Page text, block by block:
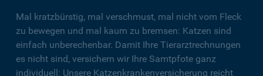
Mal kratzbürstig, mal verschmust, mal nicht vom Fleck
zu bewegen und mal kaum zu bremsen: Katzen sind
einfach unberechenbar. Damit Ihre Tierarztrechnungen
es nicht sind, versichern wir Ihre Samtpfote ganz
individuell: Unsere Katzenkrankenversicherung reicht